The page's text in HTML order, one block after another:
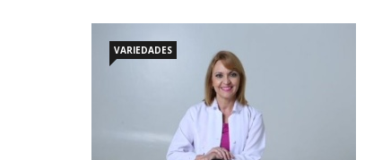
VARIEDADES